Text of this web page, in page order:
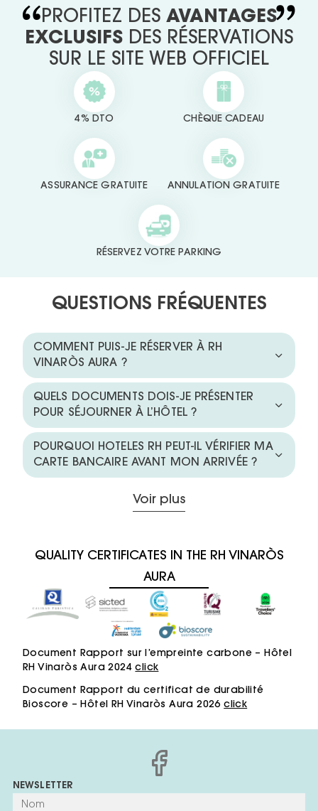
PROFITEZ DES AVANTAGES
EXCLUSIFS DES RÉSERVATIONS
SUR LE SITE WEB OFFICIEL
4% DTO CHÈQUE CADEAU
ASSURANCE GRATUITE ANNULATION GRATUITE
RÉSERVEZ VOTRE PARKING
QUESTIONS FRÉQUENTES
COMMENT PUIS-JE RÉSERVER À RH
VINARÒS AURA ?
QUELS DOCUMENTS DOIS-JE PRÉSENTER
POUR SÉJOURNER À L’HÔTEL ?
POURQUOI HOTELES RH PEUT-IL VÉRIFIER MA
CARTE BANCAIRE AVANT MON ARRIVÉE ?
Voir plus
QUALITY CERTIFICATES IN THE RH VINARÒS
AURA
Document Rapport sur l’empreinte carbone – Hôtel
RH Vinaròs Aura 2024click
Document Rapport du certificat de durabilité
Bioscore – Hôtel RH Vinaròs Aura 2026click
NEWSLETTER